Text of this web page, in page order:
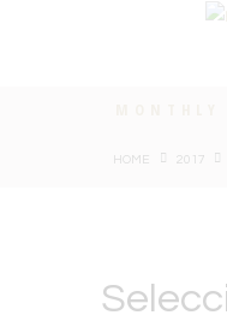
HOME 2017